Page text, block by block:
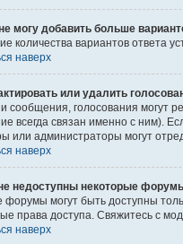
могу добавить больше
количества вариантов ответа
наверх
или удалить
и сообщения, голосования могут
всегда связан именно с ним).
или администраторы могут
наверх
недоступны некоторые
форумы могут быть доступны
права доступа. Свяжитесь с
наверх